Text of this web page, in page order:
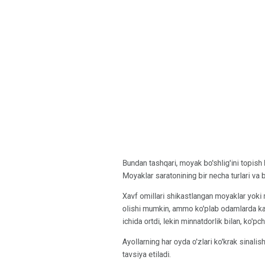
Bundan tashqari, moyak bo'shlig'ini
Moyaklar saratonining bir necha turlari va
Xavf omillari shikastlangan moyaklar
olishi mumkin, ammo ko'plab odamlarda
ichida ortdi, lekin minnatdorlik bilan,
Ayollarning har oyda o'zlari ko'krak
tavsiya etiladi.